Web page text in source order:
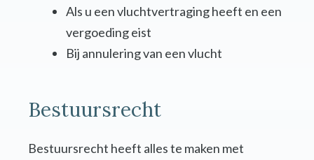
Als u een vluchtvertraging heeft en een
vergoeding eist
Bij annulering van een vlucht
Bestuursrecht
Bestuursrecht heeft alles te maken met